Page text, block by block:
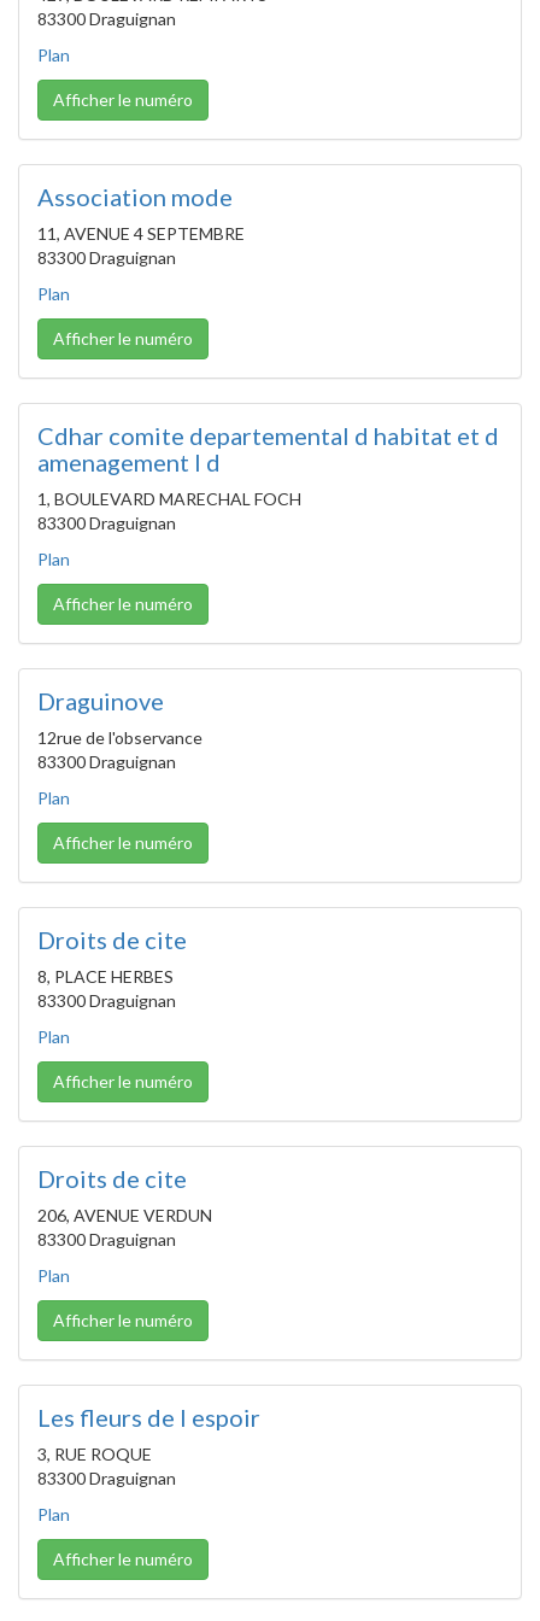
83300 Draguignan
Plan
Afficher le numéro
Association mode
11, AVENUE 4 SEPTEMBRE
83300 Draguignan
Plan
Afficher le numéro
Cdhar comite departemental d habitat et d
amenagement l d
1, BOULEVARD MARECHAL FOCH
83300 Draguignan
Plan
Afficher le numéro
Draguinove
12rue de l'observance
83300 Draguignan
Plan
Afficher le numéro
Droits de cite
8, PLACE HERBES
83300 Draguignan
Plan
Afficher le numéro
Droits de cite
206, AVENUE VERDUN
83300 Draguignan
Plan
Afficher le numéro
Les fleurs de l espoir
3, RUE ROQUE
83300 Draguignan
Plan
Afficher le numéro